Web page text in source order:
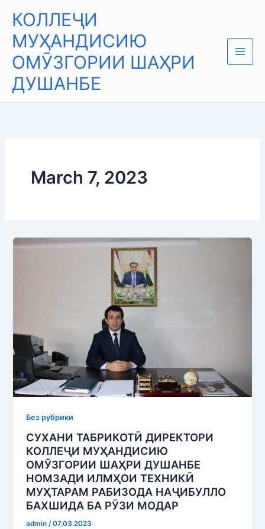
content
КОЛЛЕҶИ
МУҲАНДИСИЮ
ОМӮЗГОРИИ ШАҲРИ
ДУШАНБЕ
March 7, 2023
Без рубрики
СУХАНИ ТАБРИКОТӢ ДИРЕКТОРИ
КОЛЛЕҶИ МУҲАНДИСИЮ
ОМӮЗГОРИИ ШАҲРИ ДУШАНБЕ
НОМЗАДИ ИЛМҲОИ ТЕХНИКӢ
МУҲТАРАМ РАБИЗОДА НАҶИБУЛЛО
БАХШИДА БА РӮЗИ МОДАР
admin/07.03.2023